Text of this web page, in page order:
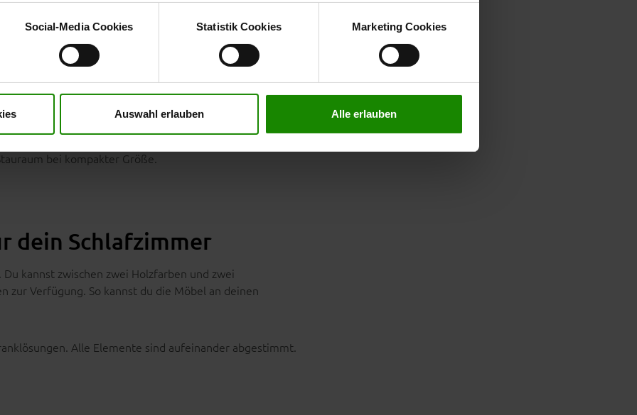
welche Kategorien sie neben den notwendigen Cookies zulassen möchten.
Sie nur notwendige Cookies zulassen wollen, oder auf „ Einverstanden
“, wenn Sie mit
Wirkung für die Zukunft widerrufen. Für weitere Informationen lesen Sie bitte unsere
Social-Media Cookies Statistik Cookies Marketing Cookies
Auswahl erlauben Alle erlauben
So kannst du den Stauraum an deine
oder andere Dinge übersichtlich verstauen.
gehalten. Sie fügen sich unauffällig in das Gesamtbild ein.
eine langlebige Nutzung. Die Maße betragen ca.
bei kompakter Größe.
dein Schlafzimmer
. Du kannst zwischen zwei Holzfarben und zwei
zur Verfügung. So kannst du die Möbel an deinen
Alle Elemente sind aufeinander abgestimmt.